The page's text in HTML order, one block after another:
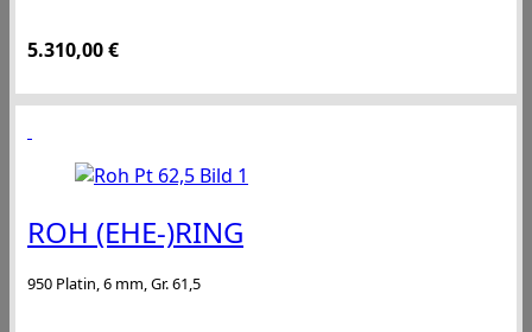
5.310,00€
ROH (EHE-)RING
950 Platin, 6 mm, Gr. 61,5